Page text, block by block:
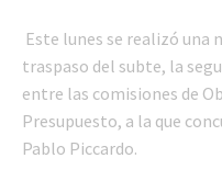
Este lunes se realizó una
traspaso del subte, la
entre las comisiones de
Presupuesto, a la que
Pablo Piccardo.